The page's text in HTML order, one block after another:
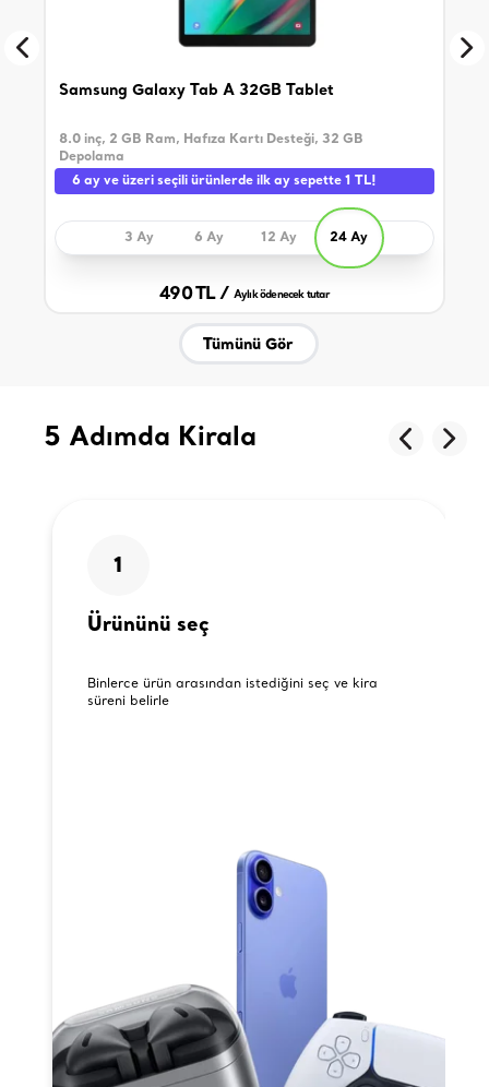
Samsung Galaxy Tab A 32GB Tablet
8.0 inç, 2 GB Ram, Hafıza Kartı Desteği, 32 GB
Depolama
6 ay ve üzeri seçili ürünlerde ilk ay sepette 1 TL!
3 Ay 6 Ay 12 Ay 24 Ay
490 TL / Aylık ödenecek tutar
Tümünü Gör
5 Adımda Kirala
1
Ürününü seç
Binlerce ürün arasından istediğini seç ve kira
süreni belirle